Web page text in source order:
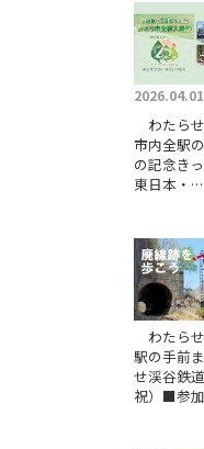
わたら
市内全駅
の記念き
東日本・…
わたら
駅の手前
せ渓谷鉄
祝）■参